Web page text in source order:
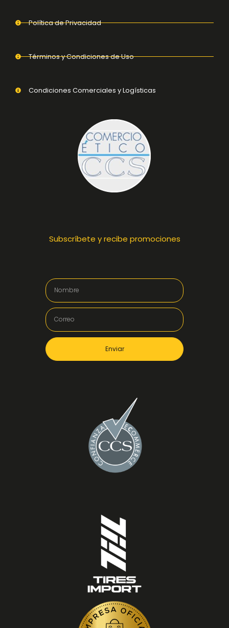
Política de Privacidad
Términos y Condiciones de Uso
Condiciones Comerciales y Logísticas
Subscríbete y recibe promociones
Enviar